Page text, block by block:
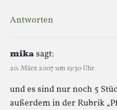
Antworten
mikasagt:
20. März 2007 um 19:30 Uhr
und es sind nur noch 5
außerdem in der Rubrik